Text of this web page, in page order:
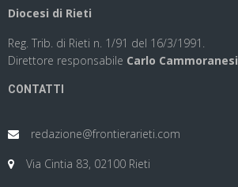
Diocesi di Rieti
Reg. Trib. di Rieti n. 1/91 del 16/3/1991.
Direttore responsabile Carlo Cammoranesi
CONTATTI
redazione@frontierarieti.com
Via Cintia 83, 02100 Rieti